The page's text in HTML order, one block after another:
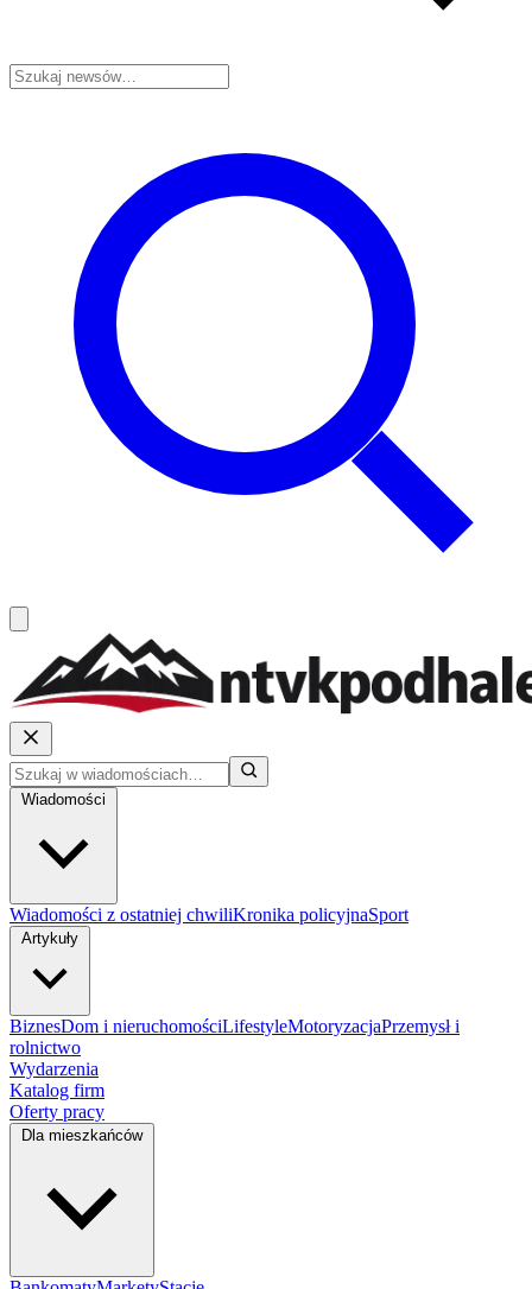
Wiadomości
Wiadomości z ostatniej chwiliKronika policyjnaSport
Artykuły
BiznesDom i nieruchomościLifestyleMotoryzacjaPrzemysł i
rolnictwo
Wydarzenia
Katalog firm
Oferty pracy
Dla mieszkańców